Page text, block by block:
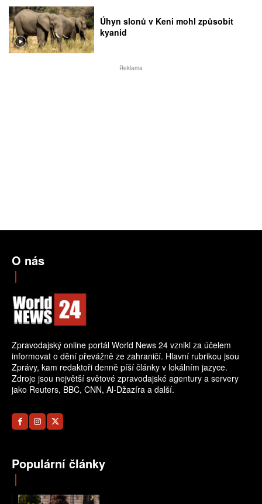
Úhyn slonů v Keni mohl způsobit
kyanid
Reklama
O nás
Zpravodajský online portál World News 24 vznikl za účelem
informovat o dění převážně ze zahraničí. Hlavní rubrikou jsou
Zprávy, kam redaktoři denně píší články v lokálním jazyce.
Zdroje jsou největší světové zpravodajské agentury a servery
jako Reuters, BBC, CNN, Al-Džazíra a další.
Populární články